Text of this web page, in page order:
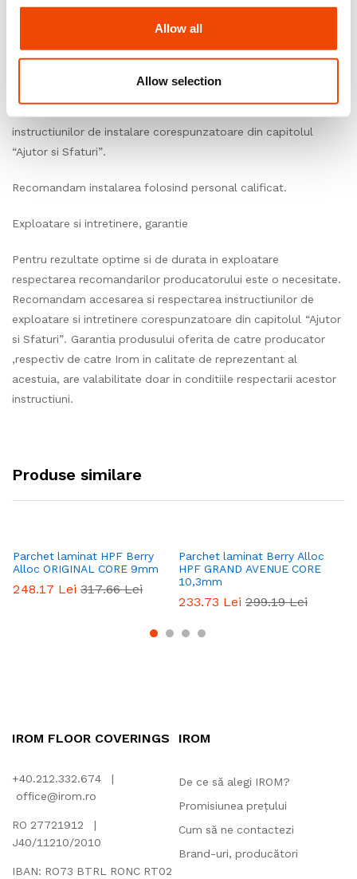
Allow all
Allow selection
Instalare
instructiunilor de instalare corespunzatoare din capitolul
“Ajutor si Sfaturi”.
Recomandam instalarea folosind personal calificat.
Exploatare si intretinere, garantie
Pentru rezultate optime si de durata in exploatare
respectarea recomandarilor producatorului este o necesitate.
Recomandam accesarea si respectarea instructiunilor de
exploatare si intretinere corespunzatoare din capitolul “Ajutor
si Sfaturi”. Garantia produsului oferita de catre producator
,respectiv de catre Irom in calitate de reprezentant al
acestuia, are valabilitate doar in conditiile respectarii acestor
instructiuni.
Produse similare
Parchet laminat HPF Berry
Alloc ORIGINAL CORE 9mm
248.17 Lei 317.66 Lei
Parchet laminat Berry Alloc
HPF GRAND AVENUE CORE
10,3mm
233.73 Lei 299.19 Lei
IROM FLOOR COVERINGS
+40.212.332.674 |
office@irom.ro
RO 27721912 |
J40/11210/2010
IBAN: RO73 BTRL RONC RT02
IROM
De ce să alegi IROM?
Promisiunea prețului
Cum să ne contactezi
Brand-uri, producători